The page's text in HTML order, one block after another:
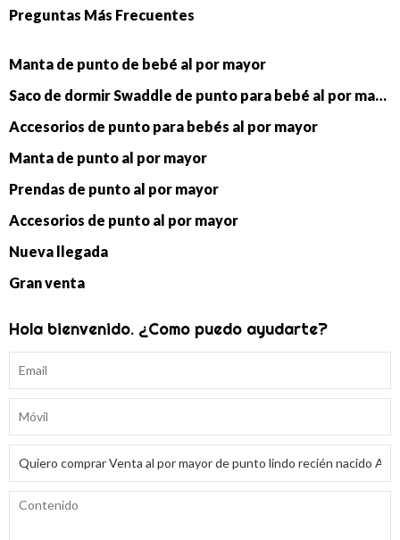
Preguntas Más Frecuentes
Manta de punto de bebé al por mayor
Saco de dormir Swaddle de punto para bebé al por mayor
Accesorios de punto para bebés al por mayor
Manta de punto al por mayor
Prendas de punto al por mayor
Accesorios de punto al por mayor
Nueva llegada
Gran venta
Hola bienvenido. ¿Como puedo ayudarte?